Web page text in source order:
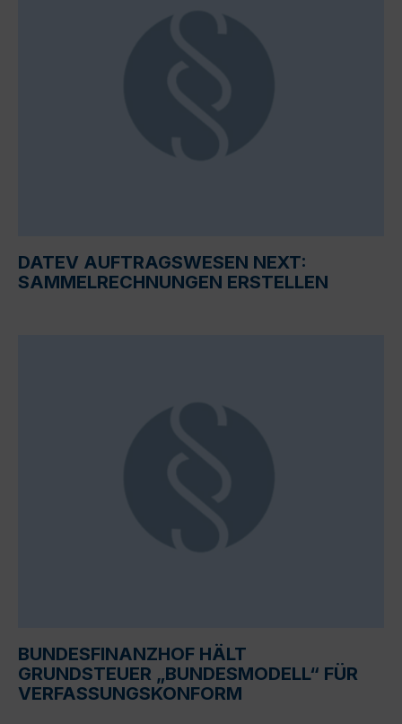
DATEV AUFTRAGSWESEN NEXT:
SAMMELRECHNUNGEN ERSTELLEN
BUNDESFINANZHOF HÄLT
GRUNDSTEUER „BUNDESMODELL“ FÜR
VERFASSUNGSKONFORM